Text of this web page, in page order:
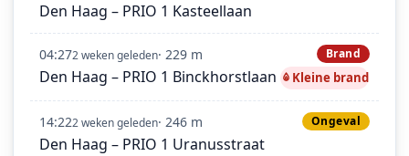
Den Haag – PRIO 1 Kasteellaan
04:272 weken geleden· 229 m Brand
Den Haag – PRIO 1 Binckhorstlaan Kleine brand
14:222 weken geleden· 246 m Ongeval
Den Haag – PRIO 1 Uranusstraat